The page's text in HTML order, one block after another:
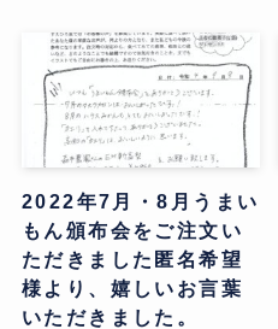
2022年7月・8月うまい
もん頒布会をご注文い
ただきました匿名希望
様より、嬉しいお言葉
いただきました。